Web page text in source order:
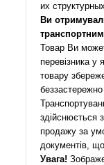
их
Ви
Товар Ви
перевізника
товару
здійснюється
продажу за
документів,
Увага!